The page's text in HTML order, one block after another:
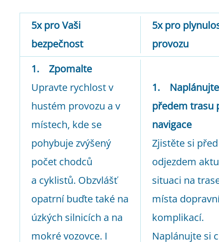
5x pro Vaši
bezpečnost
5x pro
provozu
1. Zpomalte
Upravte rychlost v
hustém provozu a v
místech, kde se
pohybuje zvýšený
počet chodců
a cyklistů. Obzvlášť
opatrní buďte také na
úzkých silnicích a na
mokré vozovce. I
1.
předem trasu
navigace
Zjistěte si před
odjezdem
situaci na
místa
komplikací.
Naplánujte si